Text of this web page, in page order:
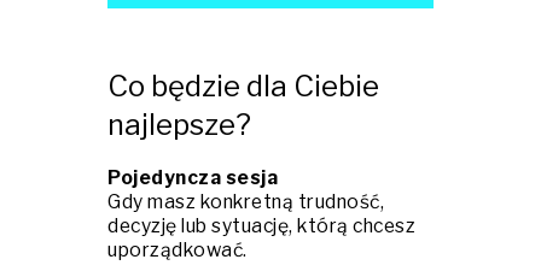
Co będzie dla Ciebie
najlepsze?
Pojedyncza sesja
Gdy masz konkretną trudność,
decyzję lub sytuację, którą chcesz
uporządkować.